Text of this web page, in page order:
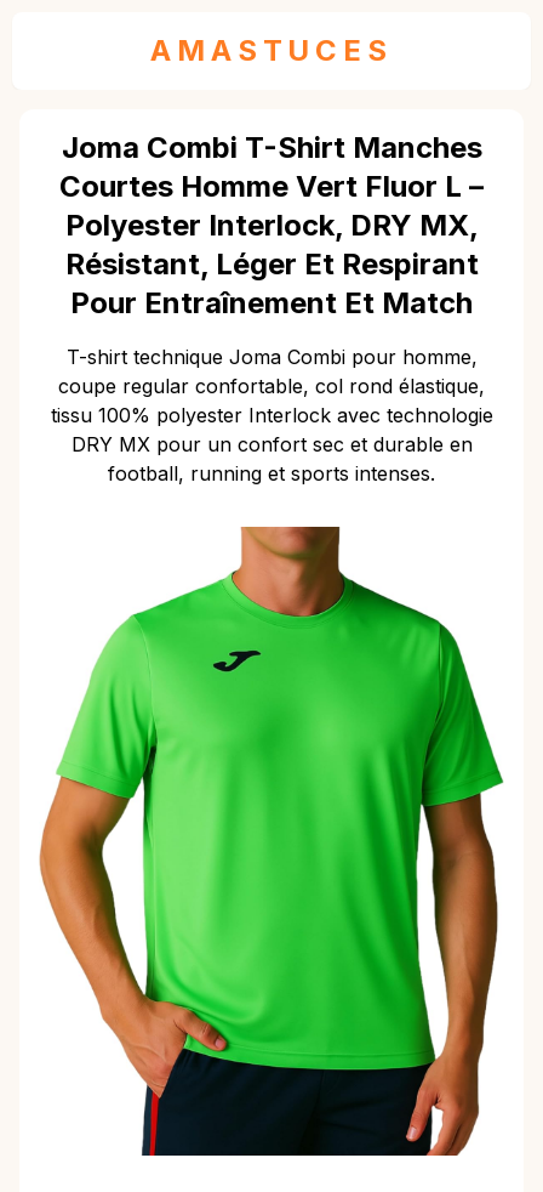
AMASTUCES
Joma Combi T-Shirt Manches
Courtes Homme Vert Fluor L –
Polyester Interlock, DRY MX,
Résistant, Léger Et Respirant
Pour Entraînement Et Match
T-shirt technique Joma Combi pour homme,
coupe regular confortable, col rond élastique,
tissu 100% polyester Interlock avec technologie
DRY MX pour un confort sec et durable en
football, running et sports intenses.